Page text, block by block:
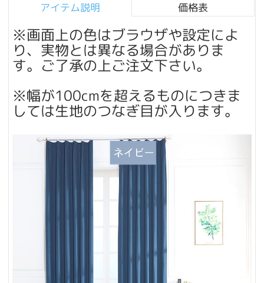
アイテム説明
価格表
※画面上の色はブラウザや設定によ
り、実物とは異なる場合がありま
す。ご了承の上ご注文下さい。
※幅が100cmを超えるものにつきま
しては生地のつなぎ目が入ります。